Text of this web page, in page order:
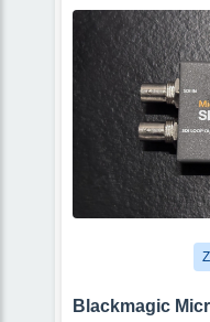
Blackmagic